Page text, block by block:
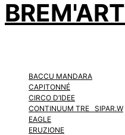
BREM'ART
BACCU MANDARA
CAPITONNÉ
CIRCO D’IDEE
CONTINUUM TRE SIPAR.W
EAGLE
ERUZIONE